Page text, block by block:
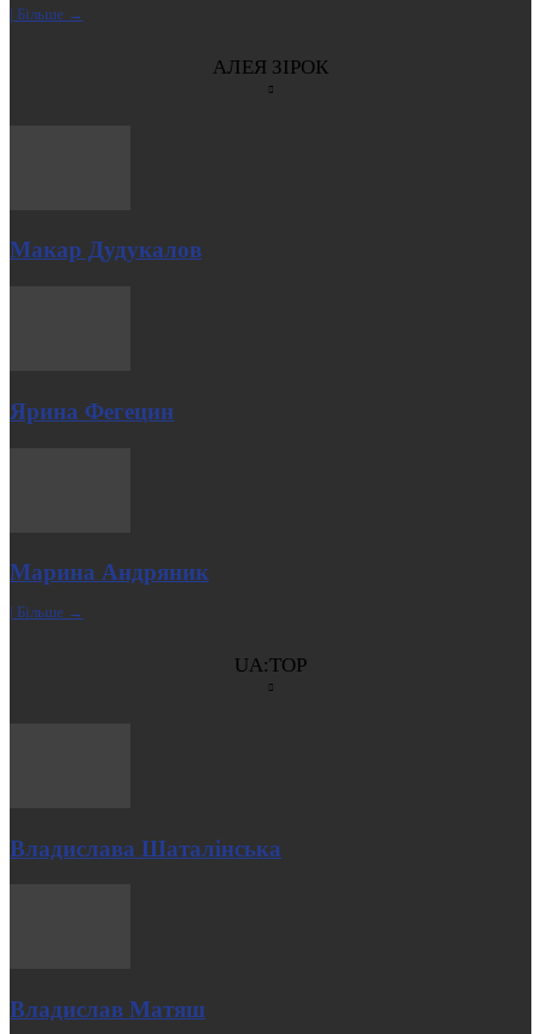
| Більше →
АЛЕЯ ЗІРОК
Макар Дудукалов
Ярина Фегецин
Марина Андряник
| Більше →
UA:TOP
Владислава Шаталінська
Владислав Матяш